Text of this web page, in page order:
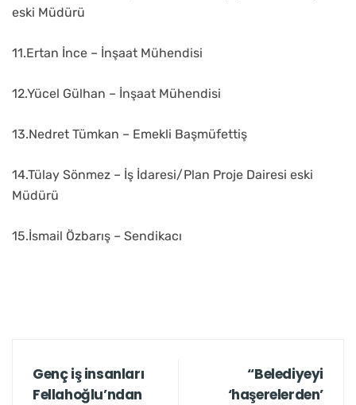
eski Müdürü
11.Ertan İnce – İnşaat Mühendisi
12.Yücel Gülhan – İnşaat Mühendisi
13.Nedret Tümkan – Emekli Başmüfettiş
14.Tülay Sönmez – İş İdaresi/Plan Proje Dairesi eski
Müdürü
15.İsmail Özbarış – Sendikacı
Genç iş insanları
Fellahoğlu’ndan
“Belediyeyi
‘haşerelerden’